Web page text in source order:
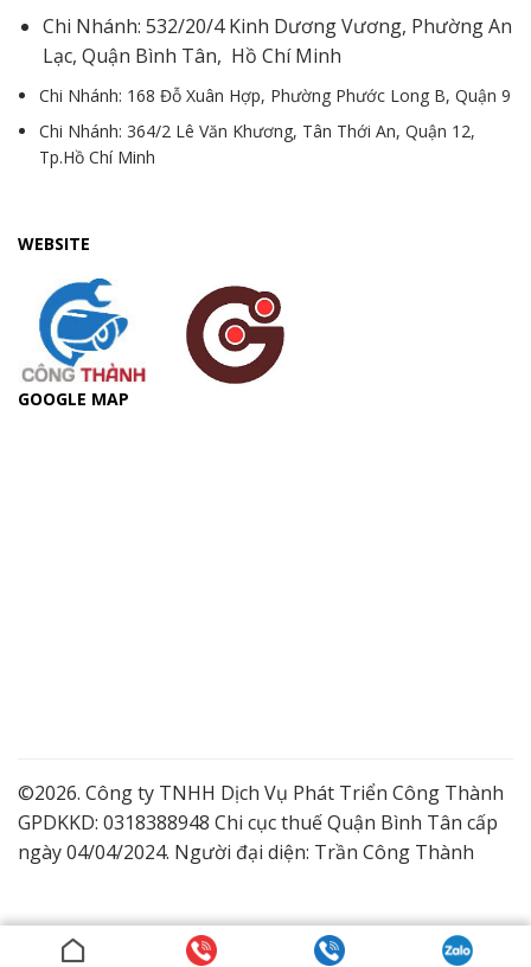
Chi Nhánh: 532/20/4 Kinh Dương Vương, Phường An
Lạc, Quận Bình Tân, Hồ Chí Minh
Chi Nhánh: 168 Đỗ Xuân Hợp, Phường Phước Long B, Quận 9
Chi Nhánh: 364/2 Lê Văn Khương, Tân Thới An, Quận 12,
Tp.Hồ Chí Minh
WEBSITE
GOOGLE MAP
©2026. Công ty TNHH Dịch Vụ Phát Triển Công Thành
GPDKKD: 0318388948 Chi cục thuế Quận Bình Tân cấp
ngày 04/04/2024. Người đại diện: Trần Công Thành
Lắp Camera Quận 9 Giá Tốt
Dịch vụ lắp đặt camera trọn gói